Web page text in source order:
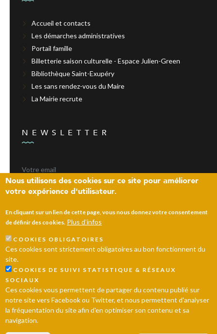
Accueil et contacts
Les démarches administratives
Portail famille
Billetterie saison culturelle - Espace Julien-Green
Bibliothèque Saint-Exupéry
Les sans rendez-vous du Maire
La Mairie recrute
NEWSLETTER
ENVOYER
Plan du site
Nous utilisons des cookies sur ce site pour améliorer
votre expérience d'utilisateur.
En cliquant sur un lien de cette page, vous nous donnez votre consentement
de définir des cookies. Plus d'infos
COOKIES OBLIGATOIRES
Ces cookies sont strictement obligatoires au bon fonctionnent du
site.
COOKIES DE SUIVI STATISTIQUE & RÉSEAUX
SOCIAUX
Ces cookies vous permettent de partager du contenu publié sur
notre site vers Facebook ou Twitter, et nous permettent d'analyser
la fréquentation du site afin d'en optimiser son contenu et sa
navigation.